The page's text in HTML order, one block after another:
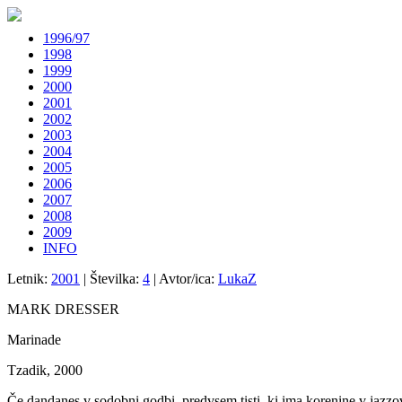
1996/97
1998
1999
2000
2001
2002
2003
2004
2005
2006
2007
2008
2009
INFO
Letnik: 2001 | Številka: 4 | Avtor/ica: LukaZ
MARK DRESSER
Marinade
Tzadik, 2000